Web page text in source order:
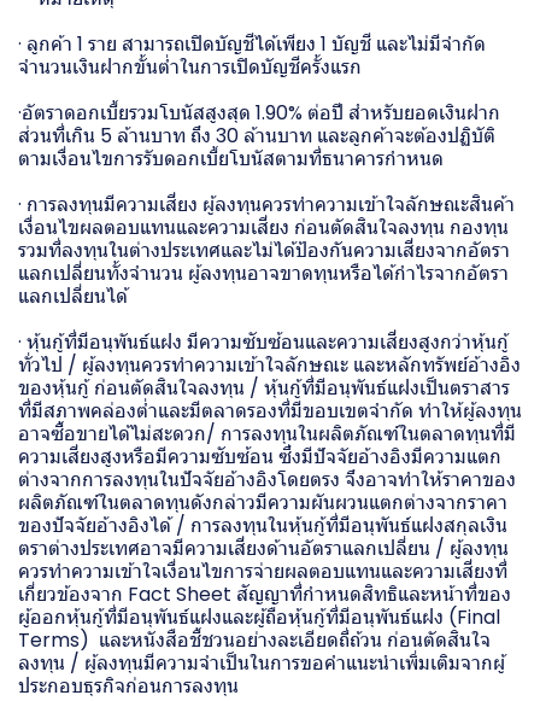
· ลูกค้า 1 ราย สามารถเปิดบัญชีได้เพียง 1 บัญชี และไม่มีจำกัด
จำนวนเงินฝากขั้นต่ำในการเปิดบัญชีครั้งแรก
·อัตราดอกเบี้ยรวมโบนัสสูงสุด 1.90% ต่อปี สำหรับยอดเงินฝาก
ส่วนที่เกิน 5 ล้านบาท ถึง 30 ล้านบาท และลูกค้าจะต้องปฏิบัติ
ตามเงื่อนไขการรับดอกเบี้ยโบนัสตามที่ธนาคารกำหนด
· การลงทุนมีความเสี่ยง ผู้ลงทุนควรทำความเข้าใจลักษณะสินค้า
เงื่อนไขผลตอบแทนและความเสี่ยง ก่อนตัดสินใจลงทุน กองทุน
รวมที่ลงทุนในต่างประเทศและไม่ได้ป้องกันความเสี่ยงจากอัตรา
แลกเปลี่ยนทั้งจำนวน ผู้ลงทุนอาจขาดทุนหรือได้กำไรจากอัตรา
แลกเปลี่ยนได้
· หุ้นกู้ที่มีอนุพันธ์แฝง มีความซับซ้อนและความเสี่ยงสูงกว่าหุ้นกู้
ทั่วไป / ผู้ลงทุนควรทำความเข้าใจลักษณะ และหลักทรัพย์อ้างอิง
ของหุ้นกู้ ก่อนตัดสินใจลงทุน / หุ้นกู้ที่มีอนุพันธ์แฝงเป็นตราสาร
ที่มีสภาพคล่องต่ำและมีตลาดรองที่มีขอบเขตจำกัด ทำให้ผู้ลงทุน
อาจซื้อขายได้ไม่สะดวก/ การลงทุนในผลิตภัณฑ์ในตลาดทุนที่มี
ความเสี่ยงสูงหรือมีความซับซ้อน ซึ่งมีปัจจัยอ้างอิงมีความแตก
ต่างจากการลงทุนในปัจจัยอ้างอิงโดยตรง จึงอาจทำให้ราคาของ
ผลิตภัณฑ์ในตลาดทุนดังกล่าวมีความผันผวนแตกต่างจากราคา
ของปัจจัยอ้างอิงได้ / การลงทุนในหุ้นกู้ที่มีอนุพันธ์แฝงสกุลเงิน
ตราต่างประเทศอาจมีความเสี่ยงด้านอัตราแลกเปลี่ยน / ผู้ลงทุน
ควรทำความเข้าใจเงื่อนไขการจ่ายผลตอบแทนและความเสี่ยงที่
เกี่ยวข้องจาก Fact Sheet สัญญาที่กำหนดสิทธิและหน้าที่ของ
ผู้ออกหุ้นกู้ที่มีอนุพันธ์แฝงและผู้ถือหุ้นกู้ที่มีอนุพันธ์แฝง (Final
Terms) และหนังสือชี้ชวนอย่างละเอียดถี่ถ้วน ก่อนตัดสินใจ
ลงทุน / ผู้ลงทุนมีความจำเป็นในการขอคำแนะนำเพิ่มเติมจากผู้
ประกอบธุรกิจก่อนการลงทุน